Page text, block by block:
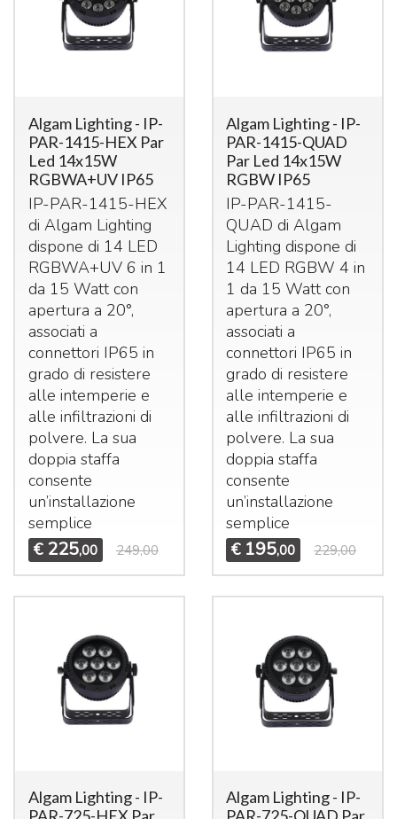
Algam Lighting - IP-
PAR-1415-HEX Par
Led 14x15W
RGBWA+UV IP65
IP-PAR-1415-HEX
di Algam Lighting
dispone di 14 LED
RGBWA+UV 6 in 1
da 15 Watt con
apertura a 20°,
associati a
connettori IP65 in
grado di resistere
alle intemperie e
alle infiltrazioni di
polvere. La sua
doppia staffa
consente
un’installazione
semplice
€ 225,00 249,00
Algam Lighting - IP-
PAR-1415-QUAD
Par Led 14x15W
RGBW IP65
IP-PAR-1415-
QUAD di Algam
Lighting dispone di
14 LED RGBW 4 in
1 da 15 Watt con
apertura a 20°,
associati a
connettori IP65 in
grado di resistere
alle intemperie e
alle infiltrazioni di
polvere. La sua
doppia staffa
consente
un’installazione
semplice
€ 195,00 229,00
Algam Lighting - IP-
Algam Lighting - IP-